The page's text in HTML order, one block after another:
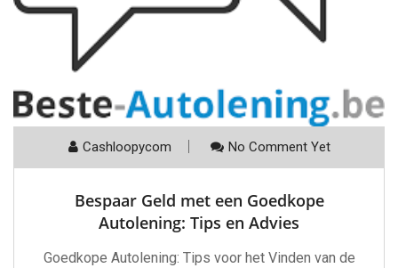
Cashloopycom No Comment Yet
Bespaar Geld met een Goedkope
Autolening: Tips en Advies
Goedkope Autolening: Tips voor het Vinden van de